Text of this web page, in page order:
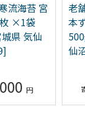
流海苔 宮
×1袋
県 気仙
老
本
仙